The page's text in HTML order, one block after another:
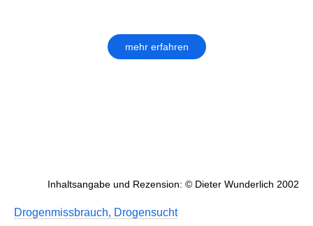
mehr erfahren
Inhaltsangabe und Rezension: © Dieter Wunderlich 2002
Drogenmissbrauch, Drogensucht